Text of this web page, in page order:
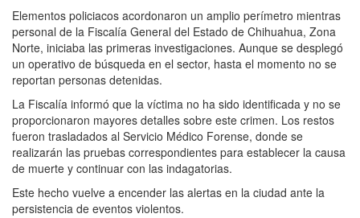
Elementos policiacos acordonaron un amplio perímetro mientras
personal de la Fiscalía General del Estado de Chihuahua, Zona
Norte, iniciaba las primeras investigaciones. Aunque se desplegó
un operativo de búsqueda en el sector, hasta el momento no se
reportan personas detenidas.
La Fiscalía informó que la víctima no ha sido identificada y no se
proporcionaron mayores detalles sobre este crimen. Los restos
fueron trasladados al Servicio Médico Forense, donde se
realizarán las pruebas correspondientes para establecer la causa
de muerte y continuar con las indagatorias.
Este hecho vuelve a encender las alertas en la ciudad ante la
persistencia de eventos violentos.